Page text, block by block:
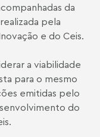
da
pela
e do Ceis.
a viabilidade
para o mesmo
emitidas pelo
do